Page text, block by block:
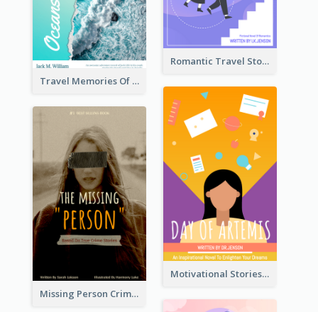
Romantic Travel Story Book Cover
Travel Memories Of Arcadia Book Cover
Motivational Stories Of Artemis Book Cover
Missing Person Crime Novel Book Cover